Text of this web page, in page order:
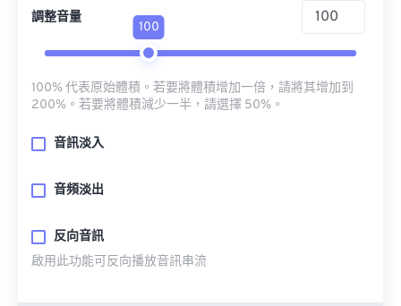
調整音量
100
100% 代表原始體積。若要將體積增加一倍，請將其增加到
200%。若要將體積減少一半，請選擇 50%。
音訊淡入
音頻淡出
反向音訊
啟用此功能可反向播放音訊串流